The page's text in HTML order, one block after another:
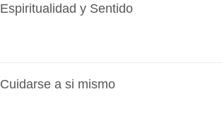
Espiritualidad y Sentido
Cuidarse a si mismo